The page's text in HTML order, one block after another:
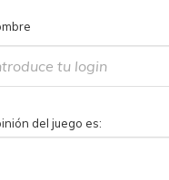
del juego es: